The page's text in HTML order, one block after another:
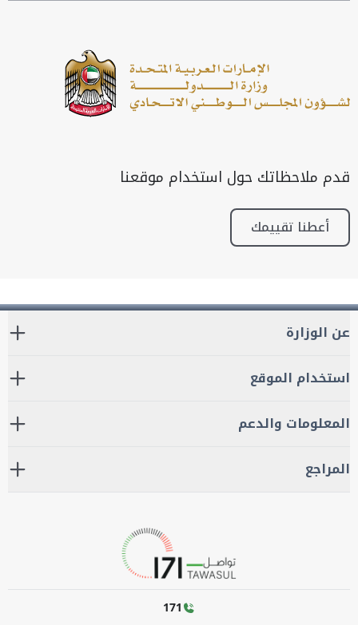
قدم ملاحظاتك حول استخدام موقعنا
أعطنا تقييمك
عن الوزارة
استخدام الموقع
المعلومات والدعم
المراجع
171